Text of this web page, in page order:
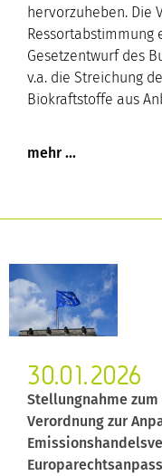
hervorzuheben. Die
Ressortabstimmung
Gesetzentwurf des
v.a. die Streichung
Biokraftstoffe aus
30.01.2026
Stellungnahme
Verordnung zur